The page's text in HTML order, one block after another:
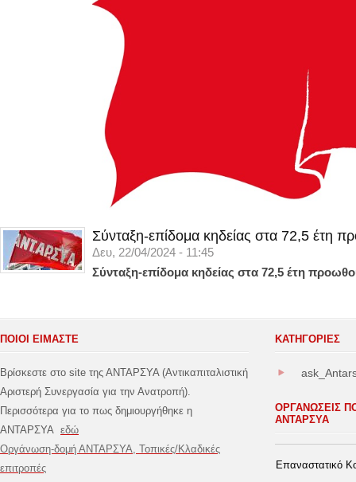
Σύνταξη-επίδομα κηδείας στα 72,5 έτη
Δευ, 22/04/2024 - 11:45
Σύνταξη-επίδομα κηδείας στα 72,5 έτη
ΠΟΙΟΙ ΕΙΜΑΣΤΕ
Βρίσκεστε στο site της ΑΝΤΑΡΣΥΑ (Αντικαπιταλιστική
Αριστερή Συνεργασία για την Ανατροπή).
Περισσότερα για το πως δημιουργήθηκε η
ΑΝΤΑΡΣΥΑ εδώ
Οργάνωση-δομή ΑΝΤΑΡΣΥΑ, Τοπικές/Κλαδικές
επιτροπές
ΚΑΤΗΓΟΡΊΕΣ
ΟΡΓΑΝΩΣΕΙΣ
ΑΝΤΑΡΣΥΑ
Επαναστατικό